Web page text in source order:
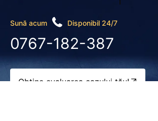
Sună acum Disponibil 24/7
0767-182-387
Obține evaluarea cazului tău!